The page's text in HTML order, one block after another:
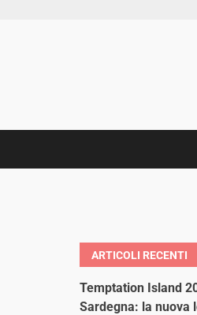
ARTICOLI RECENTI
Temptation Island
Sardegna: la nuova